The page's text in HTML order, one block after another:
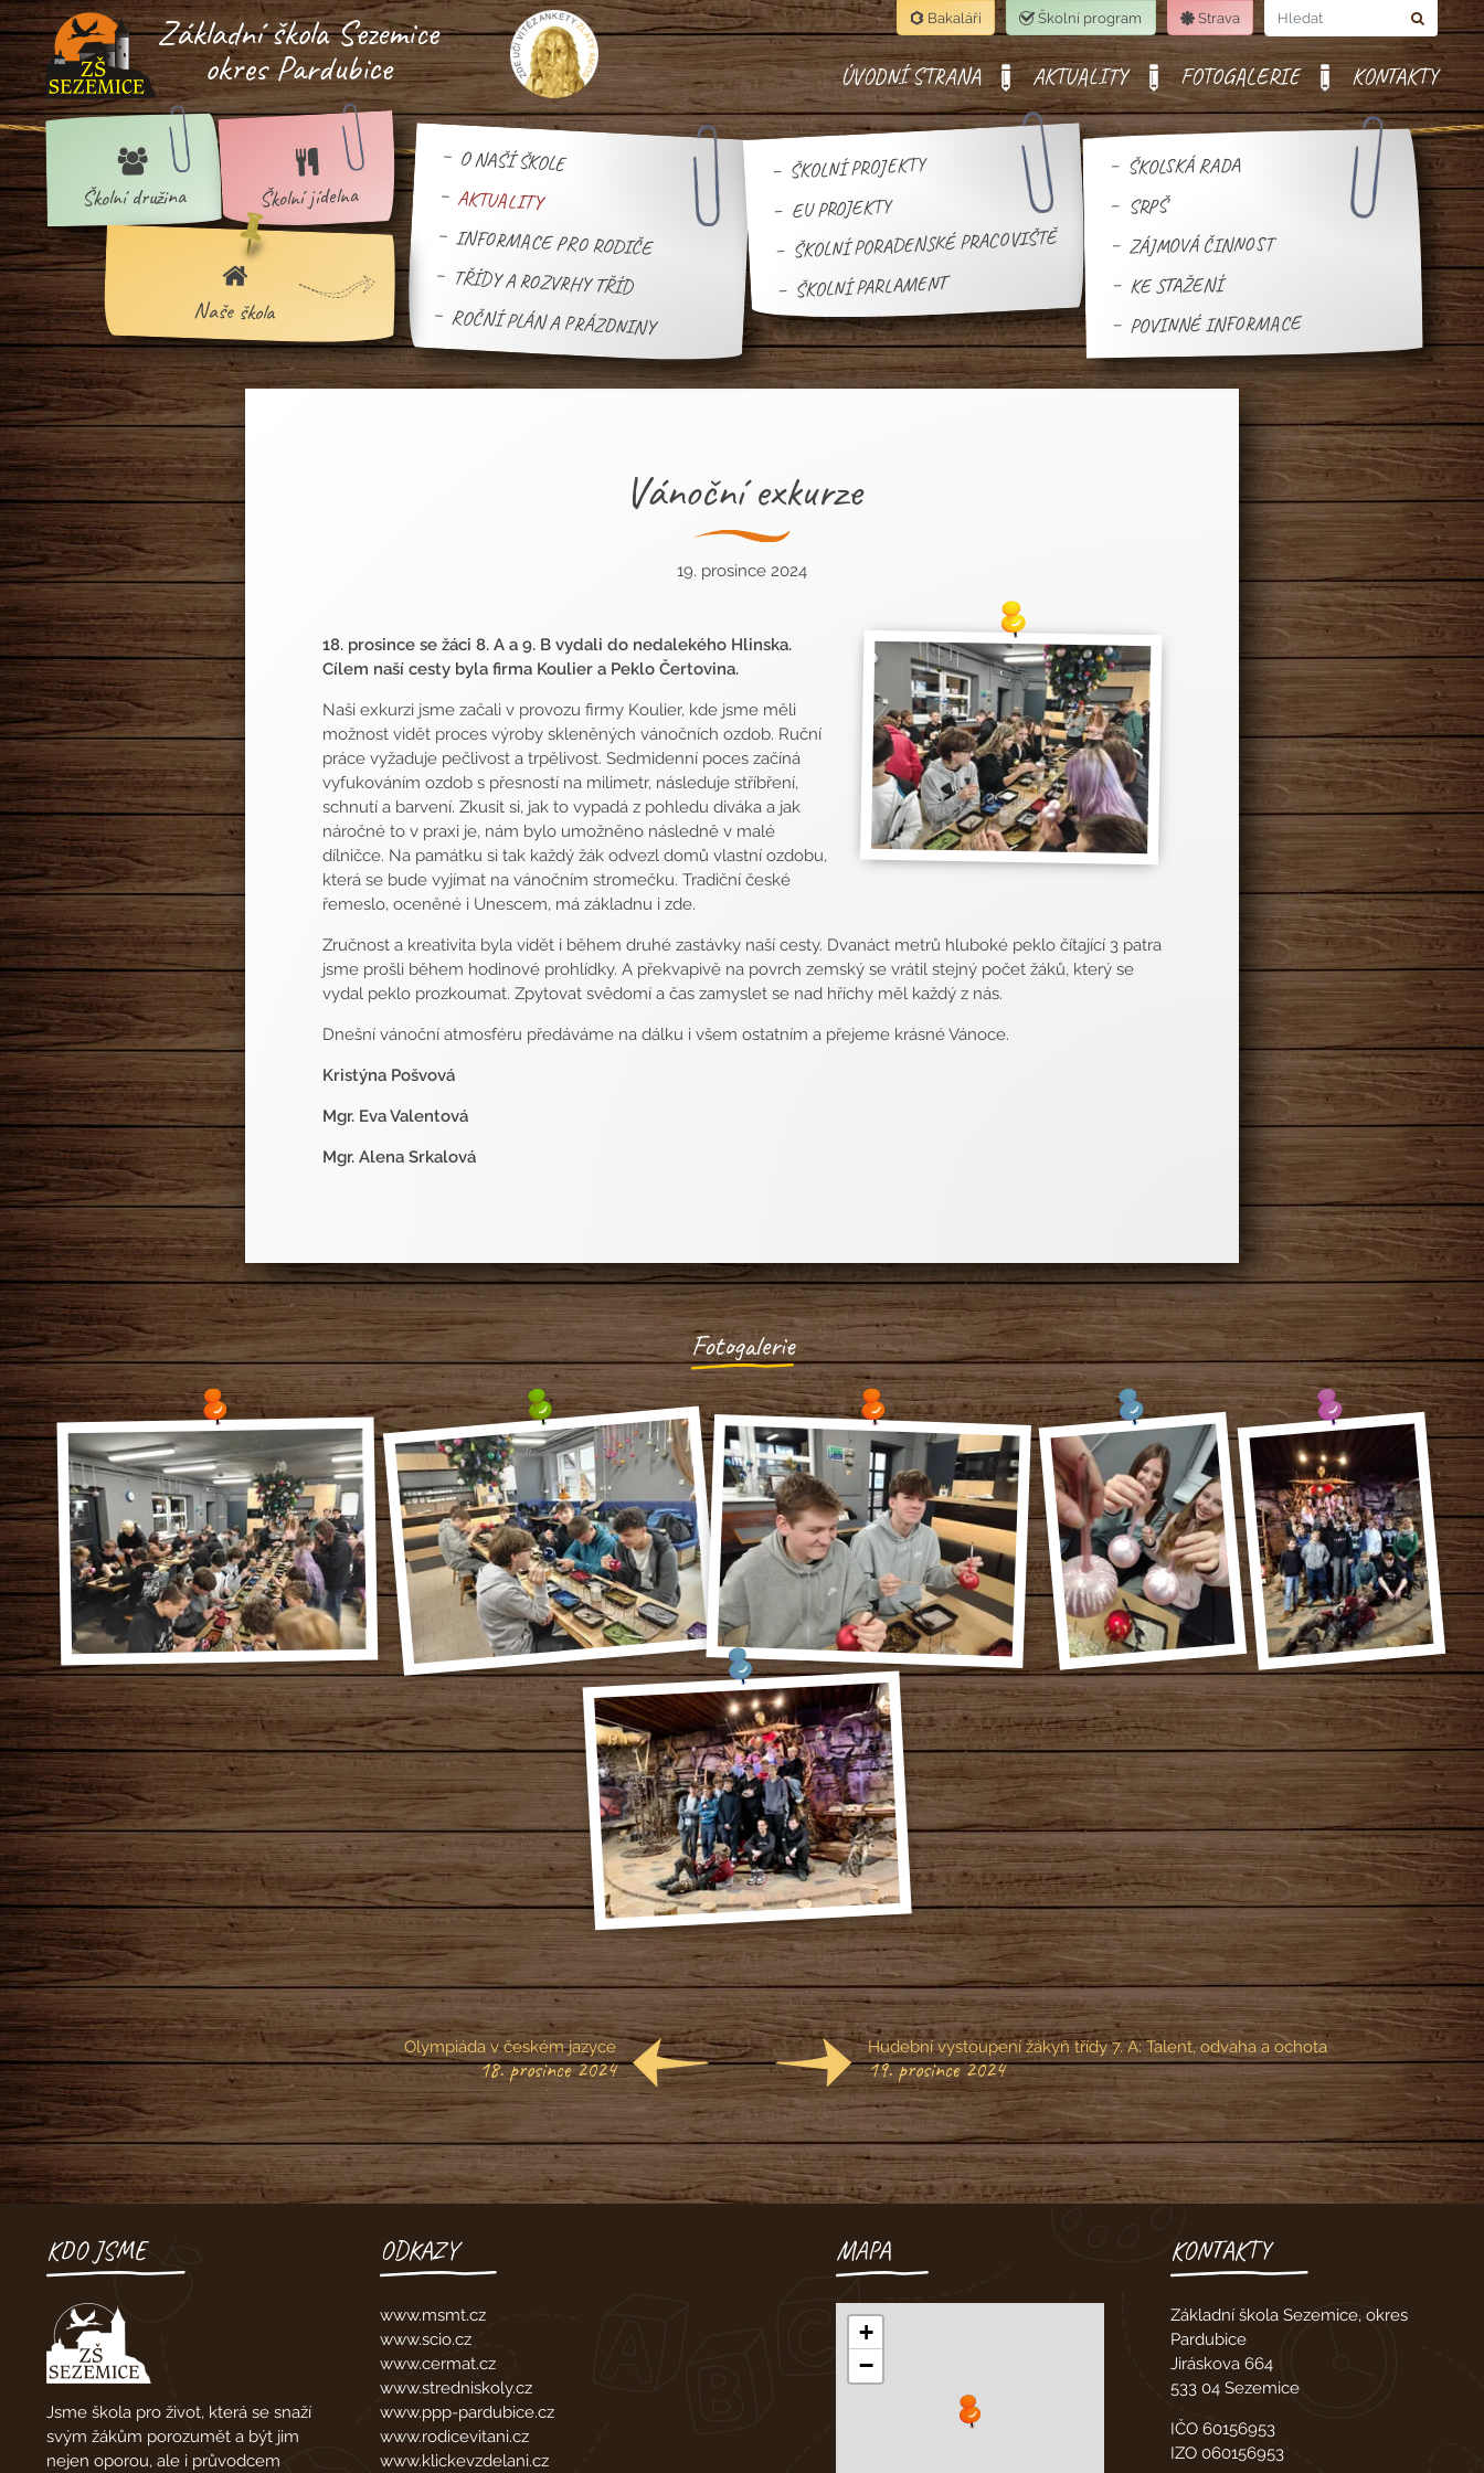
Základní škola Sezemice
okres Pardubice
Bakaláři Školní program
Strava
Hledat
Naše škola
Školní družina Školní jídelna
O NAŠÍ ŠKOLE
AKTUALITY
INFORMACE PRO RODIČE
TŘÍDY A ROZVRHY TŘÍD
ROČNÍ PLÁN A PRÁZDNINY
ŠKOLNÍ PROJEKTY
EU PROJEKTY
ŠKOLNÍ PORADENSKÉ PRACOVIŠTĚ
ŠKOLNÍ PARLAMENT
ŠKOLSKÁ RADA
SRPŠ
ZÁJMOVÁ ČINNOST
KE STAŽENÍ
POVINNÉ INFORMACE
ÚVODNÍ STRANA AKTUALITY FOTOGALERIE KONTAKTY
Vánoční exkurze
19. prosince 2024
18. prosince se žáci 8. A a 9. B vydali do nedalekého Hlinska.
Cílem naší cesty byla firma Koulier a Peklo Čertovina.
Naši exkurzi jsme začali v provozu firmy Koulier, kde jsme měli
možnost vidět proces výroby skleněných vánočních ozdob. Ruční
práce vyžaduje pečlivost a trpělivost. Sedmidenní poces začíná
vyfukováním ozdob s přesností na milimetr, následuje stříbření,
schnutí a barvení. Zkusit si, jak to vypadá z pohledu diváka a jak
náročné to v praxi je, nám bylo umožněno následně v malé
dílničce. Na památku si tak každý žák odvezl domů vlastní ozdobu,
která se bude vyjímat na vánočním stromečku. Tradiční české
řemeslo, oceněné i Unescem, má základnu i zde.
Zručnost a kreativita byla vidět i během druhé zastávky naší cesty. Dvanáct metrů hluboké peklo čítající 3 patra
jsme prošli během hodinové prohlídky. A překvapivě na povrch zemský se vrátil stejný počet žáků, který se
vydal peklo prozkoumat. Zpytovat svědomí a čas zamyslet se nad hříchy měl každý z nás.
Dnešní vánoční atmosféru předáváme na dálku i všem ostatním a přejeme krásné Vánoce.
Kristýna Pošvová
Mgr. Eva Valentová
Mgr. Alena Srkalová
Fotogalerie
Hudební vystoupení žákyň třídy 7. A: Talent, odvaha a ochota
19. prosince 2024
Olympiáda v českém jazyce
18. prosince 2024
KDO JSME
Jsme škola pro život, která se snaží
svým žákům porozumět a být jim
nejen oporou, ale i průvodcem
ODKAZY
www.msmt.cz
www.scio.cz
www.cermat.cz
www.stredniskoly.cz
www.ppp-pardubice.cz
www.rodicevitani.cz
www.klickevzdelani.cz
MAPA
+
−
KONTAKTY
Základní škola Sezemice, okres
Pardubice
Jiráskova 664
533 04 Sezemice
IČO 60156953
IZO 060156953